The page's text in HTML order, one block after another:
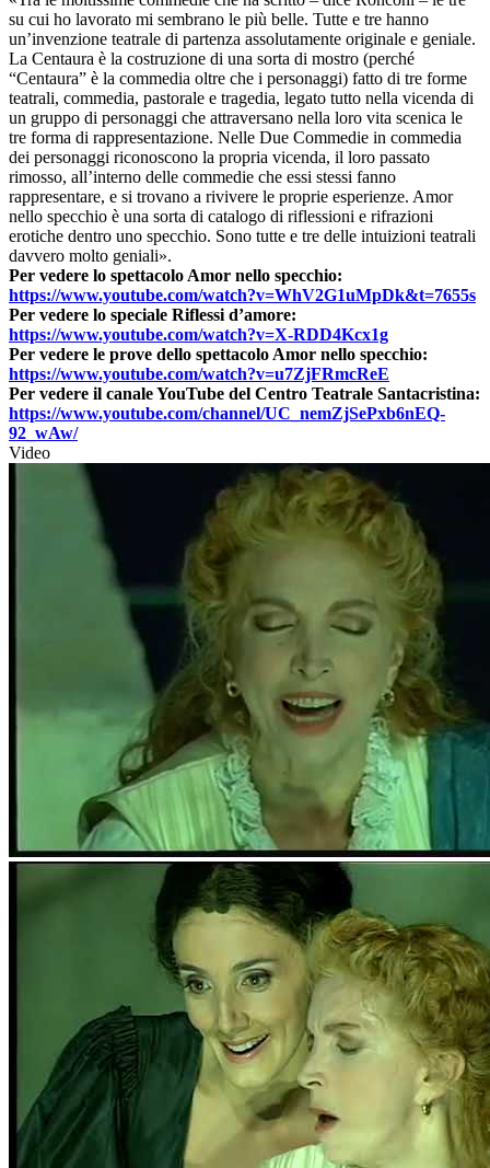
su cui ho lavorato mi sembrano le più belle. Tutte e tre hanno
un’invenzione teatrale di partenza assolutamente originale e geniale.
La Centaura è la costruzione di una sorta di mostro (perché
“Centaura” è la commedia oltre che i personaggi) fatto di tre forme
teatrali, commedia, pastorale e tragedia, legato tutto nella vicenda di
un gruppo di personaggi che attraversano nella loro vita scenica le
tre forma di rappresentazione. Nelle Due Commedie in commedia
dei personaggi riconoscono la propria vicenda, il loro passato
rimosso, all’interno delle commedie che essi stessi fanno
rappresentare, e si trovano a rivivere le proprie esperienze. Amor
nello specchio è una sorta di catalogo di riflessioni e rifrazioni
erotiche dentro uno specchio. Sono tutte e tre delle intuizioni teatrali
davvero molto geniali».
Per vedere lo spettacolo Amor nello specchio:
https://www.youtube.com/watch?v=WhV2G1uMpDk&t=7655s
Per vedere lo speciale Riflessi d’amore:
https://www.youtube.com/watch?v=X-RDD4Kcx1g
Per vedere le prove dello spettacolo Amor nello specchio:
https://www.youtube.com/watch?v=u7ZjFRmcReE
Per vedere il canale YouTube del Centro Teatrale Santacristina:
https://www.youtube.com/channel/UC_nemZjSePxb6nEQ-
92_wAw/
Video